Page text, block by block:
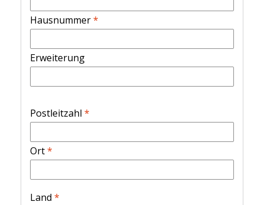
Hausnummer*
Erweiterung
Postleitzahl *
Ort*
Land *